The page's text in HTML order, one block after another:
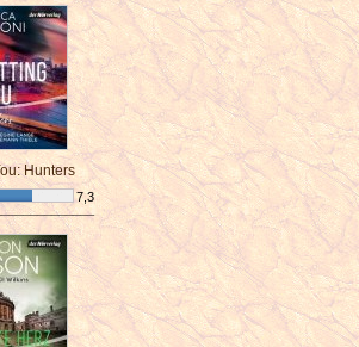
Hunters
7,3